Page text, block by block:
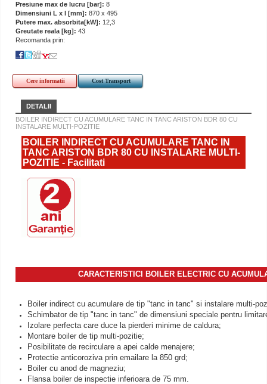
Presiune max de lucru [bar]: 8
Dimensiuni L x l [mm]: 870 x 495
Putere max. absorbita[kW]: 12,3
Greutate reala [kg]: 43
Recomanda prin:
Cere informatii Cost Transport
DETALII
BOILER INDIRECT CU ACUMULARE TANC IN TANC ARISTON BDR 80 CU
INSTALARE MULTI-POZITIE
BOILER INDIRECT CU ACUMULARE TANC IN
TANC ARISTON BDR 80 CU INSTALARE MULTI-
POZITIE - Facilitati
CARACTERISTICI BOILER ELECTRIC CU
Boiler indirect cu acumulare de tip "tanc in tanc" si instalare multi-
Schimbator de tip "tanc in tanc" de dimensiuni speciale pentru
Izolare perfecta care duce la pierderi minime de caldura;
Montare boiler de tip multi-pozitie;
Posibilitate de recirculare a apei calde menajere;
Protectie anticoroziva prin emailare la 850 grd;
Boiler cu anod de magneziu;
Flansa boiler de inspectie inferioara de 75 mm.